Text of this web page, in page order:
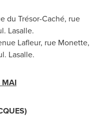
du Trésor-Caché, rue
Lasalle.
Lafleur, rue Monette,
Lasalle.
MAI
)